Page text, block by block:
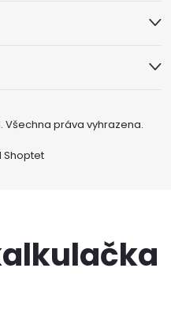
Shoptet
. Všechna práva vyhrazena.